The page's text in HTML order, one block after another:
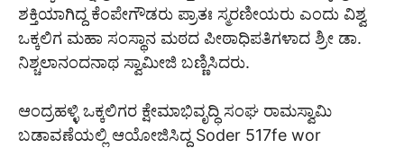
ಶಕ್ತಿಯಾಗಿದ್ದ ಕೆಂಪೇಗೌಡರು ಪ್ರಾತಃ ಸ್ಮರಣೀಯರು ಎಂದು ವಿಶ್ವ
ಒಕ್ಕಲಿಗ ಮಹಾ ಸಂಸ್ಥಾನ ಮಠದ ಪೀಠಾಧಿಪತಿಗಳಾದ ಶ್ರೀ ಡಾ.
ನಿಶ್ಚಲಾನಂದನಾಥ ಸ್ವಾಮೀಜಿ ಬಣ್ಣಿಸಿದರು.
ಆಂದ್ರಹಳ್ಳಿ ಒಕ್ಕಲಿಗರ ಕ್ಷೇಮಾಭಿವೃದ್ಧಿ ಸಂಘ ರಾಮಸ್ವಾಮಿ
ಬಡಾವಣೆಯಲ್ಲಿ ಆಯೋಜಿಸಿದ್ದ Soder 517fe wor